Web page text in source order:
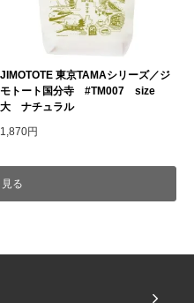
JIMOTOTE 東京TAMAシリーズ／ジ
モトート国分寺 #TM007 size
大 ナチュラル
1,870円
る